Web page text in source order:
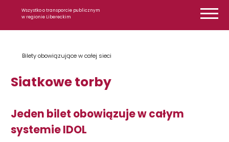
Wszystko o transporcie publicznym
w regionie Libereckim
Bilety obowiązujące w całej sieci
Siatkowe torby
Jeden bilet obowiązuje w całym
systemie IDOL